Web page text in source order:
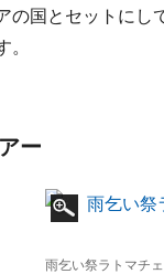
の国とセットに
。
ー
雨乞い祭ラトマチ